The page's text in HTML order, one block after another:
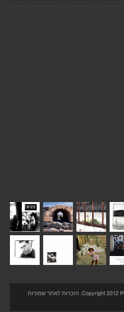
Copyright 2012 Piccolo Theme. All rights reserved. הזכויות לאתר שמורות